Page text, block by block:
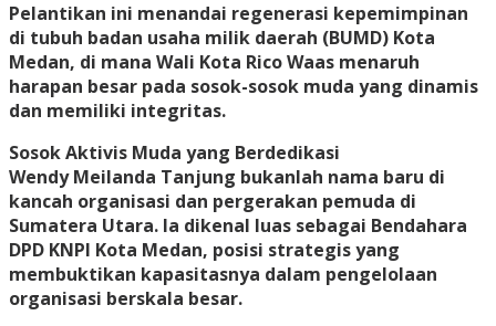
​Pelantikan ini menandai regenerasi kepemimpinan
di tubuh badan usaha milik daerah (BUMD) Kota
Medan, di mana Wali Kota Rico Waas menaruh
harapan besar pada sosok-sosok muda yang dinamis
dan memiliki integritas.
​Sosok Aktivis Muda yang Berdedikasi
​Wendy Meilanda Tanjung bukanlah nama baru di
kancah organisasi dan pergerakan pemuda di
Sumatera Utara. Ia dikenal luas sebagai Bendahara
DPD KNPI Kota Medan, posisi strategis yang
membuktikan kapasitasnya dalam pengelolaan
organisasi berskala besar.